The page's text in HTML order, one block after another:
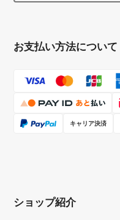
お支払い方法について
キャリア決済
ショップ紹介